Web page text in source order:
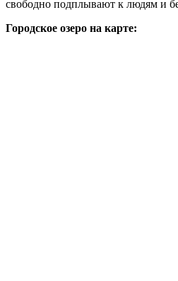
свободно подплывают к людям и
Городское озеро на карте: